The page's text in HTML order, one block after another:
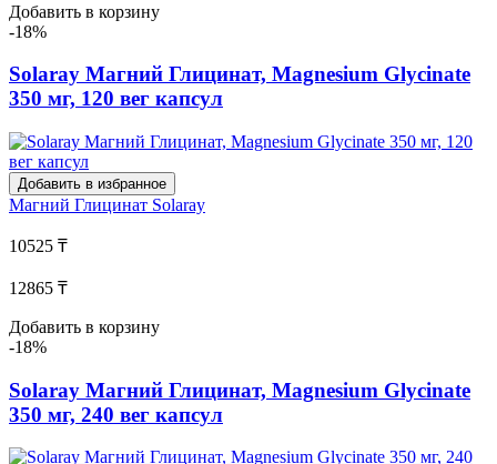
Добавить в корзину
-18%
Solaray Магний Глицинат, Magnesium Glycinate
350 мг, 120 вег капсул
Добавить в избранное
Магний Глицинат Solaray
10525 ₸
12865 ₸
Добавить в корзину
-18%
Solaray Магний Глицинат, Magnesium Glycinate
350 мг, 240 вег капсул